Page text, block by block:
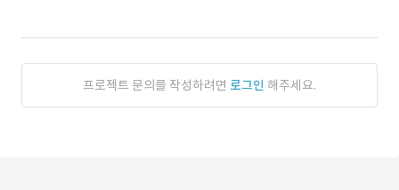
프로젝트 문의를 작성하려면 로그인 해주세요.